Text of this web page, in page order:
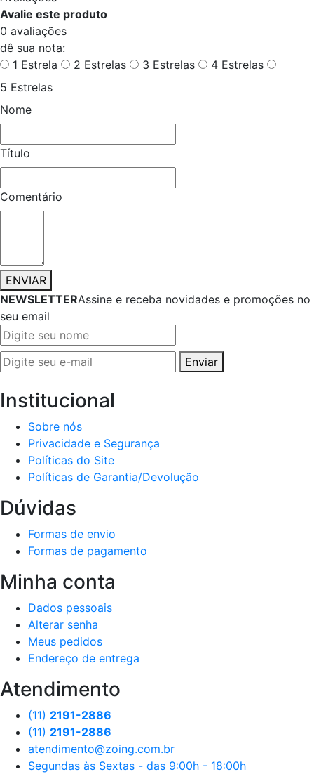
Avalie este produto
0 avaliações
dê sua nota:
1 Estrela
2 Estrelas 3 Estrelas
4 Estrelas
5 Estrelas
Nome
Título
Comentário
ENVIAR
NEWSLETTERAssine e receba novidades e promoções no
seu email
Enviar
Institucional
Sobre nós
Privacidade e Segurança
Políticas do Site
Políticas de Garantia/Devolução
Dúvidas
Formas de envio
Formas de pagamento
Minha conta
Dados pessoais
Alterar senha
Meus pedidos
Endereço de entrega
Atendimento
(11) 2191-2886
(11) 2191-2886
atendimento@zoing.com.br
Segundas às Sextas - das 9:00h - 18:00h